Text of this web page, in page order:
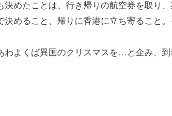
めたことは、行き帰りの航空券を取り
めること、帰りに香港に立ち寄ること。
よくば異国のクリスマスを…と企み、